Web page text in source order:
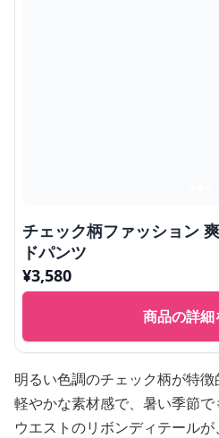
チェック柄ファッション
ドパンツ
¥3,580
商品の詳細
明るい色調のチェック柄が特徴
軽やかな素材感で、暑い季節で
ウエストのリボンディテール